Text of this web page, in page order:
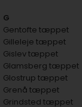
G
Gentofte tæppet
Gilleleje tæppet
Gislev tæppet
Glamsberg tæppet
Glostrup tæppet
Grenå tæppet
Grindsted tæppet